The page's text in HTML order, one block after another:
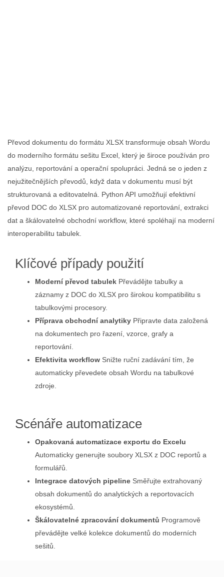
Převod dokumentu do formátu XLSX transformuje obsah Wordu
do moderního formátu sešitu Excel, který je široce používán pro
analýzu, reportování a operační spolupráci. Jedná se o jeden z
nejužitečnějších převodů, když data v dokumentu musí být
strukturovaná a editovatelná. Python API umožňují efektivní
převod DOC do XLSX pro automatizované reportování, extrakci
dat a škálovatelné obchodní workflow, které spoléhají na moderní
interoperabilitu tabulek.
Klíčové případy použití
Moderní převod tabulek Převádějte tabulky a
záznamy z DOC do XLSX pro širokou kompatibilitu s
tabulkovými procesory.
Příprava obchodní analytiky Připravte data založená
na dokumentech pro řazení, vzorce, grafy a
reportování.
Efektivita workflow Snižte ruční zadávání tím, že
automaticky převedete obsah Wordu na tabulkové
zdroje.
Scénáře automatizace
Opakovaná automatizace exportu do Excelu
Automaticky generujte soubory XLSX z DOC reportů a
formulářů.
Integrace datových pipeline Směřujte extrahovaný
obsah dokumentů do analytických a reportovacích
ekosystémů.
Škálovatelné zpracování dokumentů Programově
převádějte velké kolekce dokumentů do moderních
sešitů.